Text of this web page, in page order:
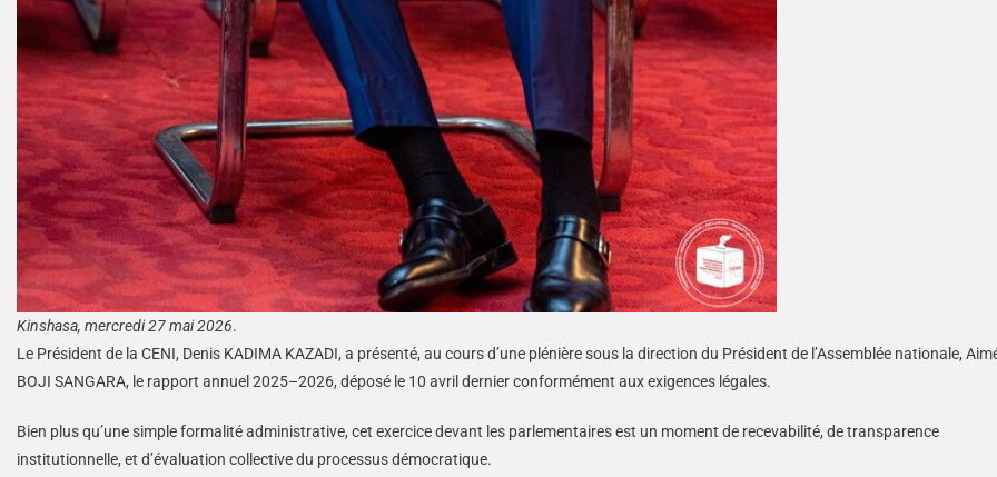
Kinshasa, mercredi 27 mai 2026.
Le Président de la CENI, Denis KADIMA KAZADI, a présenté, au cours d’une plénière sous la direction du Président de l’Assemblée nationale,
BOJI SANGARA, le rapport annuel 2025–2026, déposé le 10 avril dernier conformément aux exigences légales.
Bien plus qu’une simple formalité administrative, cet exercice devant les parlementaires est un moment de recevabilité, de transparence
institutionnelle, et d’évaluation collective du processus démocratique.